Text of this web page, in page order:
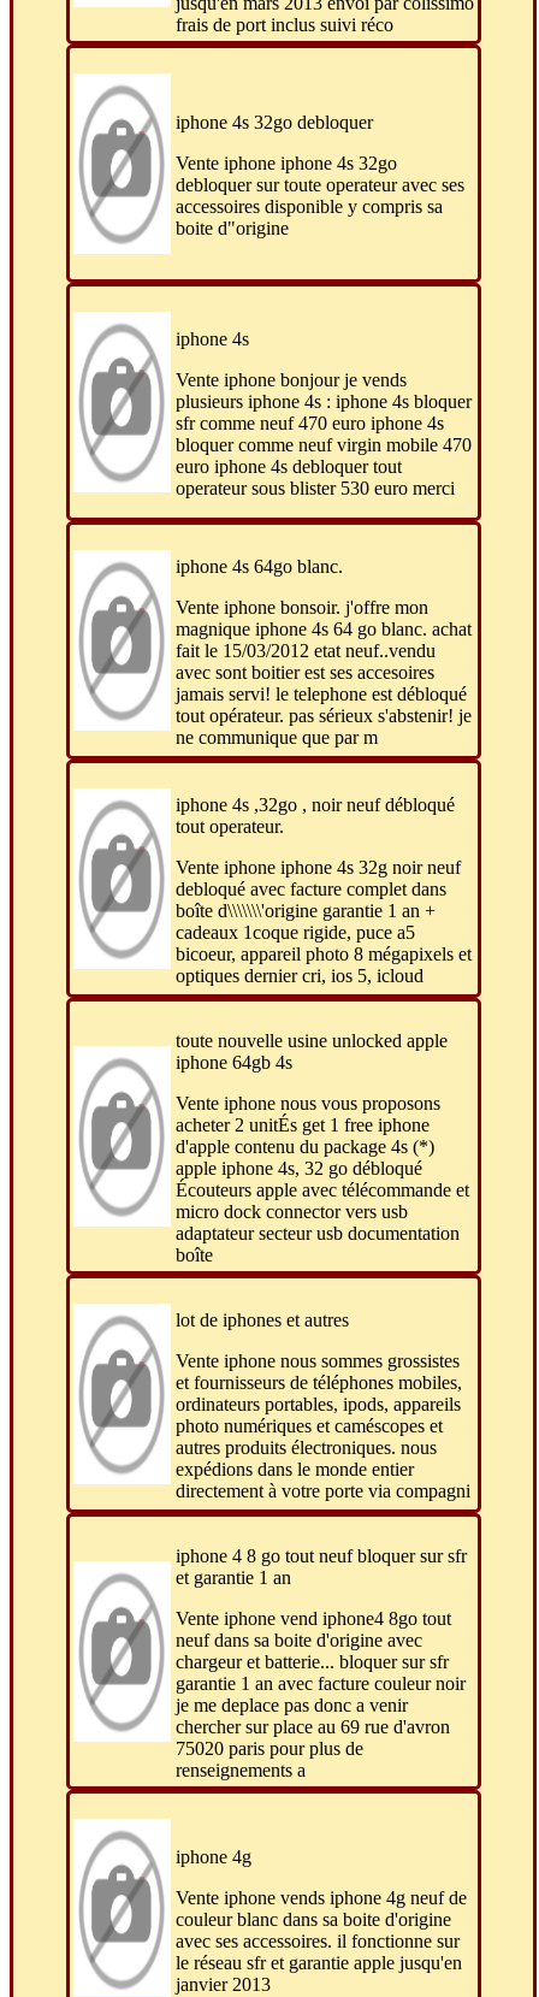
frais de port inclus suivi réco
iphone 4s 32go debloquer
Vente iphone iphone 4s 32go
debloquer sur toute operateur avec ses
accessoires disponible y compris sa
boite d"origine
iphone 4s
Vente iphone bonjour je vends
plusieurs iphone 4s : iphone 4s bloquer
sfr comme neuf 470 euro iphone 4s
bloquer comme neuf virgin mobile 470
euro iphone 4s debloquer tout
operateur sous blister 530 euro merci
iphone 4s 64go blanc.
Vente iphone bonsoir. j'offre mon
magnique iphone 4s 64 go blanc. achat
fait le 15/03/2012 etat neuf..vendu
avec sont boitier est ses accesoires
jamais servi! le telephone est débloqué
tout opérateur. pas sérieux s'abstenir! je
ne communique que par m
iphone 4s ,32go , noir neuf débloqué
tout operateur.
Vente iphone iphone 4s 32g noir neuf
debloqué avec facture complet dans
boîte d\\\\\\\'origine garantie 1 an +
cadeaux 1coque rigide, puce a5
bicoeur, appareil photo 8 mégapixels et
optiques dernier cri, ios 5, icloud
toute nouvelle usine unlocked apple
iphone 64gb 4s
Vente iphone nous vous proposons
acheter 2 unitÉs get 1 free iphone
d'apple contenu du package 4s (*)
apple iphone 4s, 32 go débloqué
Écouteurs apple avec télécommande et
micro dock connector vers usb
adaptateur secteur usb documentation
boîte
lot de iphones et autres
Vente iphone nous sommes grossistes
et fournisseurs de téléphones mobiles,
ordinateurs portables, ipods, appareils
photo numériques et caméscopes et
autres produits électroniques. nous
expédions dans le monde entier
directement à votre porte via compagni
iphone 4 8 go tout neuf bloquer sur sfr
et garantie 1 an
Vente iphone vend iphone4 8go tout
neuf dans sa boite d'origine avec
chargeur et batterie... bloquer sur sfr
garantie 1 an avec facture couleur noir
je me deplace pas donc a venir
chercher sur place au 69 rue d'avron
75020 paris pour plus de
renseignements a
iphone 4g
Vente iphone vends iphone 4g neuf de
couleur blanc dans sa boite d'origine
avec ses accessoires. il fonctionne sur
le réseau sfr et garantie apple jusqu'en
janvier 2013